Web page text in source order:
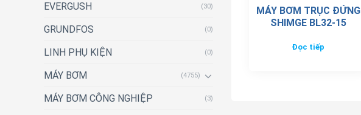
EVERGUSH (30)
GRUNDFOS (0)
LINH PHỤ KIỆN (0)
MÁY BƠM (4755)
MÁY BƠM CÔNG NGHIỆP (3)
MÁY BƠM TRỤC ĐỨNG
SHIMGE BL32-15
Đọc tiếp